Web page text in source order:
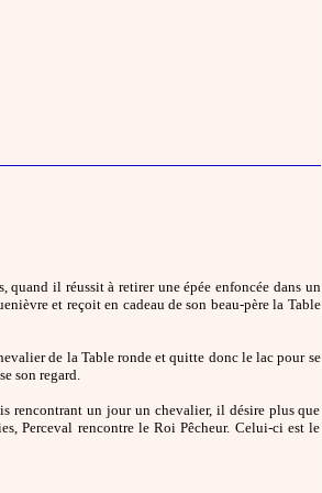
il réussit à retirer une épée enfoncée dans un
et reçoit en cadeau de son beau-père la Table
de la Table ronde et quitte donc le lac pour se
son regard.
rencontrant un jour un chevalier, il désire plus que
Perceval rencontre le Roi Pêcheur. Celui-ci est le